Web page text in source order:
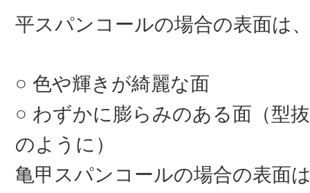
平スパンコールの場合の表面は
色や輝きが綺麗な面
わずかに膨らみのある面（型
のように）
亀甲スパンコールの場合の表面